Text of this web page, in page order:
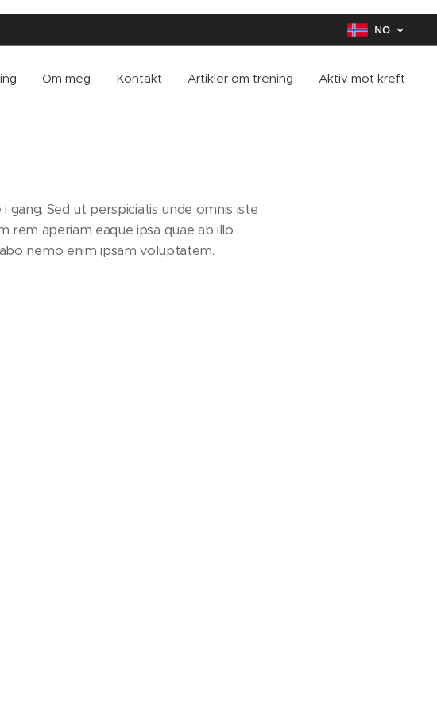
NO
Om meg Kontakt Artikler om trening Aktiv mot kreft
Sed ut perspiciatis unde omnis iste
aperiam eaque ipsa quae ab illo
nemo enim ipsam voluptatem.